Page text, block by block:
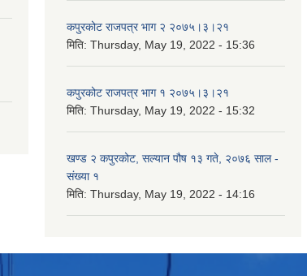
कपुरकोट राजपत्र भाग २ २०७५।३।२१
मिति: Thursday, May 19, 2022 - 15:36
कपुरकोट राजपत्र भाग १ २०७५।३।२१
मिति: Thursday, May 19, 2022 - 15:32
खण्ड २ कपुरकोट, सल्यान पौष १३ गते, २०७६ साल -
संख्या १
मिति: Thursday, May 19, 2022 - 14:16